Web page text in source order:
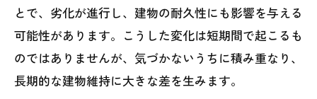
とで、劣化が進行し、建物の耐久性にも影響を与える
可能性があります。こうした変化は短期間で起こるも
のではありませんが、気づかないうちに積み重なり、
長期的な建物維持に大きな差を生みます。